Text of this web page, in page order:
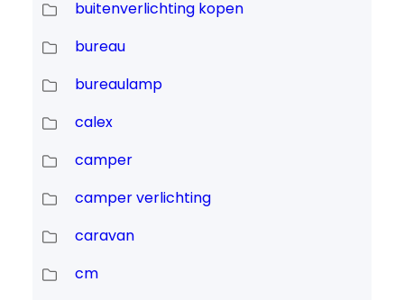
buitenverlichting kopen
bureau
bureaulamp
calex
camper
camper verlichting
caravan
cm